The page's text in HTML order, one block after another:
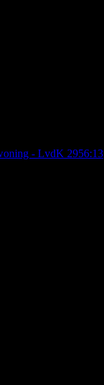
- LvdK 2956:13